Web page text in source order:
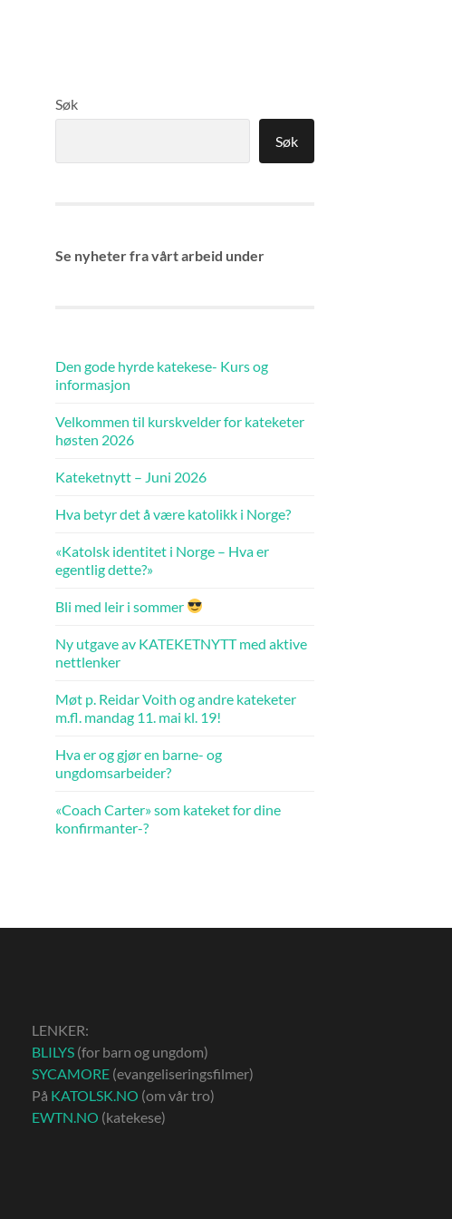
Søk
Søk
Se nyheter fra vårt arbeid under
Den gode hyrde katekese- Kurs og
informasjon
Velkommen til kurskvelder for kateketer
høsten 2026
Kateketnytt – Juni 2026
Hva betyr det å være katolikk i Norge?
«Katolsk identitet i Norge – Hva er
egentlig dette?»
Bli med leir i sommer
Ny utgave av KATEKETNYTT med aktive
nettlenker
Møt p. Reidar Voith og andre kateketer
m.fl. mandag 11. mai kl. 19!
Hva er og gjør en barne- og
ungdomsarbeider?
«Coach Carter» som kateket for dine
konfirmanter-?
LENKER:
BLILYS (for barn og ungdom)
SYCAMORE (evangeliseringsfilmer)
På KATOLSK.NO (om vår tro)
EWTN.NO (katekese)